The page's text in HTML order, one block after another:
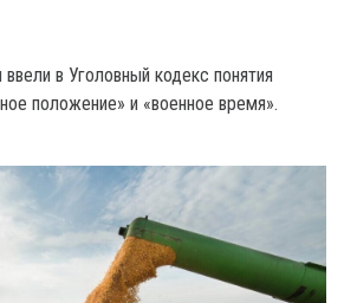
в Уголовный кодекс понятия
положение» и «военное время».